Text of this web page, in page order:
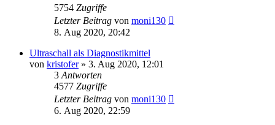
5754 Zugriffe
Letzter Beitrag von moni130
8. Aug 2020, 20:42
Ultraschall als Diagnostikmittel
von kristofer» 3. Aug 2020, 12:01
3 Antworten
4577 Zugriffe
Letzter Beitrag von moni130
6. Aug 2020, 22:59